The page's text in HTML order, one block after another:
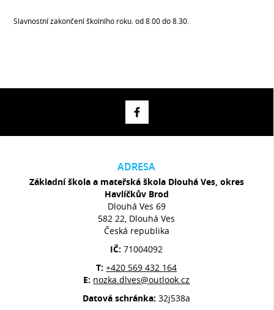
Slavnostní zakončení školního roku. od 8.00 do 8.30.
ADRESA
Základní škola a mateřská škola Dlouhá Ves, okres
Havlíčkův Brod
Dlouhá Ves 69
582 22, Dlouhá Ves
Česká republika
IČ:71004092
T:+420 569 432 164
E: nozka.dlves@outlook.cz
Datová schránka:32j538a